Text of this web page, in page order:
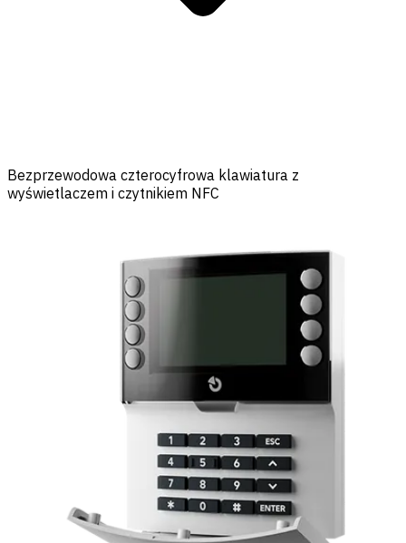
Bezprzewodowa czterocyfrowa klawiatura z
wyświetlaczem i czytnikiem NFC